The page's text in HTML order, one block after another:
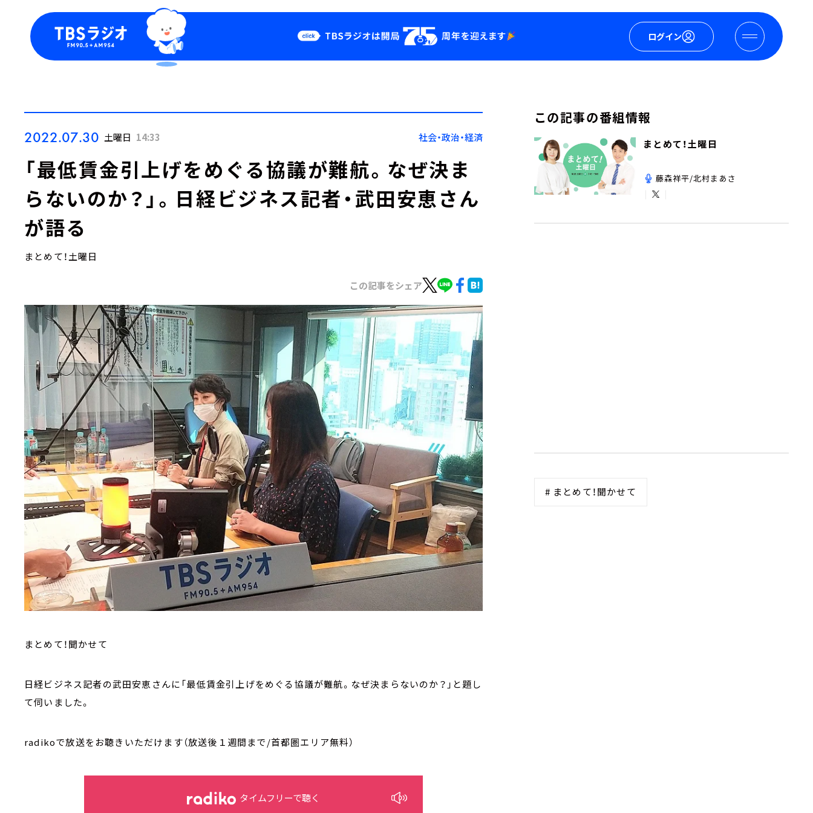
ログイン
Podcast
YouTube
会社情報
2022.07.30 土曜日 14:33 社会・政治・経済
「最低賃金引上げをめぐる協議が難航。なぜ決ま
らないのか？」。日経ビジネス記者・武田安恵さん
が語る
まとめて！土曜日
この記事をシェア
まとめて！聞かせて
日経ビジネス記者の武田安恵さんに「最低賃金引上げをめぐる協議が難航。なぜ決まらないのか？」と題し
て伺いました。
radikoで放送をお聴きいただけます（放送後１週間まで/首都圏エリア無料）
タイムフリーで聴く
この記事の番組情報
まとめて！土曜日
藤森祥平/北村まあさ
# まとめて！聞かせて